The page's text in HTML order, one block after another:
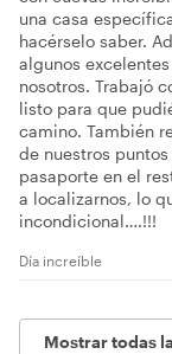
una casa
hacérselo saber.
algunos
nosotros. Trabajó
listo para que
camino. También
de nuestros
pasaporte en el
a localizarnos, lo
incondicional….!!!
Día increíble
Mostrar todas